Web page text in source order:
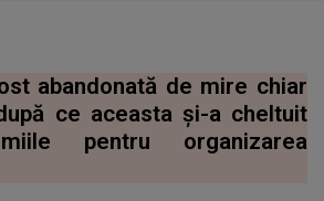
abandonată de mire chiar
ce aceasta și-a cheltuit
pentru organizarea